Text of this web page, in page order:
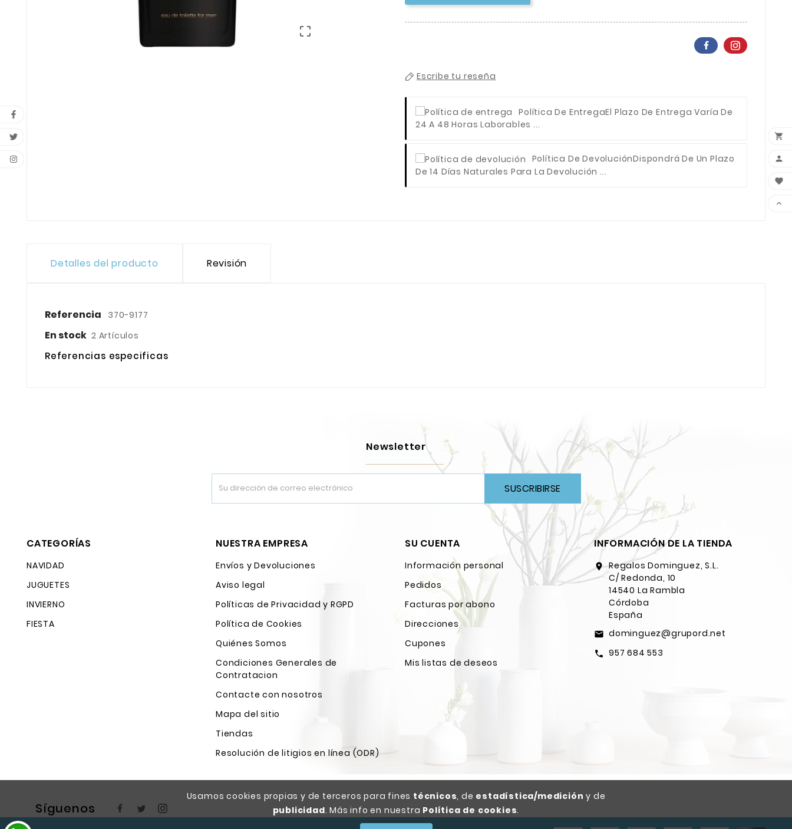
Usamos cookies propias y de terceros para fines técnicos, de estadística/medición y de
publicidad. Más info en nuestra Política de cookies.

Escribe tu reseña
Política De EntregaEl Plazo De Entrega Varía De
24 A 48 Horas Laborables ...
Política De DevoluciónDispondrá De Un Plazo
De 14 Días Naturales Para La Devolución ...
Detalles del producto Revisión
Referencia 370-9177
En stock 2 Artículos
Referencias especificas
Newsletter
SUSCRIBIRSE
CATEGORÍAS
NAVIDAD
JUGUETES
INVIERNO
FIESTA
NUESTRA EMPRESA
Envíos y Devoluciones
Aviso legal
Políticas de Privacidad y RGPD
Política de Cookies
Quiénes Somos
Condiciones Generales de
Contratacion
Contacte con nosotros
Mapa del sitio
Tiendas
Resolución de litigios en línea (ODR)
SU CUENTA
Información personal
Pedidos
Facturas por abono
Direcciones
Cupones
Mis listas de deseos
INFORMACIÓN DE LA TIENDA
location_on Regalos Dominguez, S.L.
C/ Redonda, 10
14540 La Rambla
Córdoba
España
email dominguez@grupord.net
call 957 684 553




Síguenos